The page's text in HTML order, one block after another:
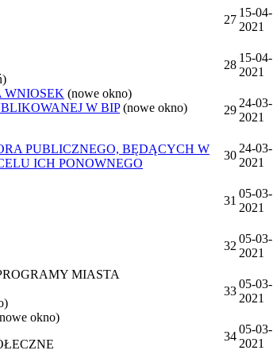
WNIOSEK (nowe okno)
W BIP (nowe okno)
PUBLICZNEGO, BĘDĄCYCH W
ICH PONOWNEGO
MIASTA
okno)
27
15-04-
2021
28
15-04-
2021
29
24-03-
2021
30
24-03-
2021
31
05-03-
2021
32
05-03-
2021
33
05-03-
2021
34
05-03-
2021